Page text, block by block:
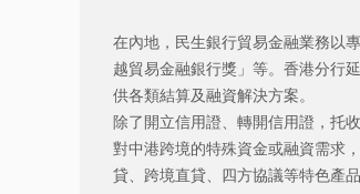
在內地，民生銀行貿易金融業務以
越貿易金融銀行獎」等。香港分行
供各類結算及融資解決方案。
除了開立信用證、轉開信用證，托
對中港跨境的特殊資金或融資需求
貸、跨境直貸、四方協議等特色產